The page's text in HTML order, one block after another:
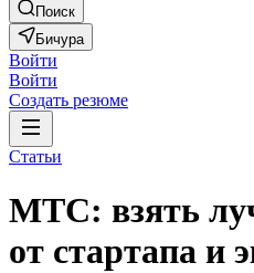
Поиск
Бичура
Войти
Войти
Создать резюме
Статьи
МТС: взять
от стартапа и